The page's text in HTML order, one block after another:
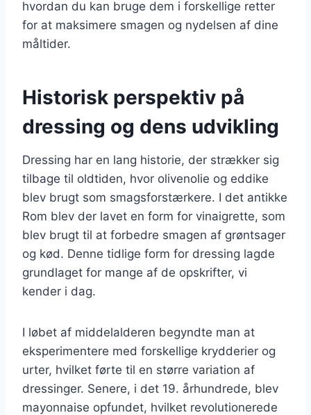
hvordan du kan bruge dem i forskellige retter
for at maksimere smagen og nydelsen af dine
måltider.
Historisk perspektiv på
dressing og dens udvikling
Dressing har en lang historie, der strækker sig
tilbage til oldtiden, hvor olivenolie og eddike
blev brugt som smagsforstærkere. I det antikke
Rom blev der lavet en form for vinaigrette, som
blev brugt til at forbedre smagen af grøntsager
og kød. Denne tidlige form for dressing lagde
grundlaget for mange af de opskrifter, vi
kender i dag.
I løbet af middelalderen begyndte man at
eksperimentere med forskellige krydderier og
urter, hvilket førte til en større variation af
dressinger. Senere, i det 19. århundrede, blev
mayonnaise opfundet, hvilket revolutionerede